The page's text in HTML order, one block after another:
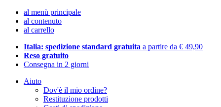
al menù principale
al contenuto
al carrello
Italia: spedizione standard gratuita a partire da € 49,90
Reso gratuito
Consegna in 2 giorni
Aiuto
Dov'è il mio ordine?
Restituzione prodotti